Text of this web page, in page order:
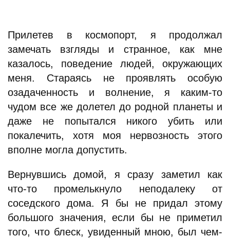
Прилетев в космопорт, я продолжал
замечать взгляды и странное, как мне
казалось, поведение людей, окружающих
меня. Стараясь не проявлять особую
озадаченность и волнение, я каким-то
чудом все же долетел до родной планеты и
даже не попытался никого убить или
покалечить, хотя моя нервозность этого
вполне могла допустить.
Вернувшись домой, я сразу заметил как
что-то промелькнуло неподалеку от
соседского дома. Я бы не придал этому
большого значения, если бы не приметил
того, что блеск, увиденный мною, был чем-